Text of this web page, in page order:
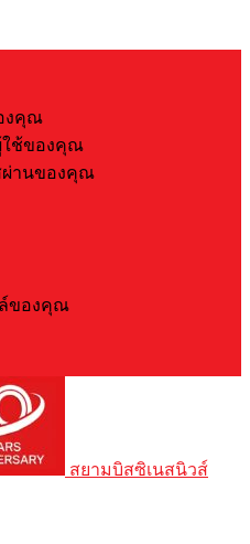
งคุณ
ใช้ของคุณ
ผ่านของคุณ
ของคุณ
สยามบิสซิเนสนิวส์